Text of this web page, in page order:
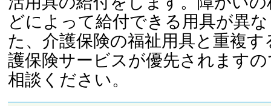
どによって給付できる用具が異
た、介護保険の福祉用具と重複す
護保険サービスが優先されます
相談ください。